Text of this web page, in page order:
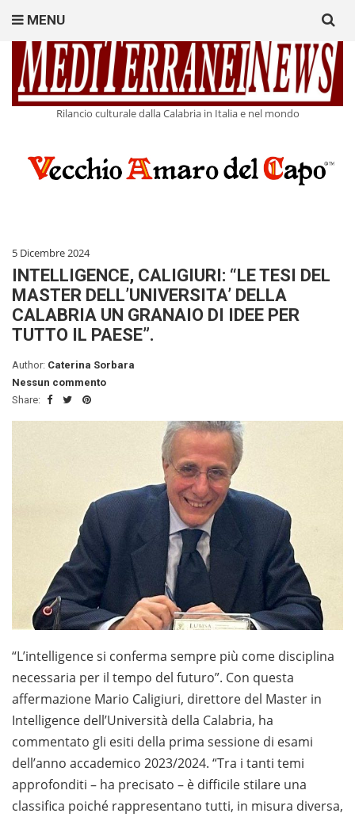
Rilancio culturale dalla Calabria in Italia e nel mondo
MENU
for:
5 Dicembre 2024
INTELLIGENCE, CALIGIURI: “LE TESI DEL
MASTER DELL’UNIVERSITA’ DELLA
CALABRIA UN GRANAIO DI IDEE PER
TUTTO IL PAESE”.
Author: Caterina Sorbara
Nessun commento
Share:
“L’intelligence si conferma sempre più come disciplina
necessaria per il tempo del futuro”. Con questa
affermazione Mario Caligiuri, direttore del Master in
Intelligence dell’Università della Calabria, ha
commentato gli esiti della prima sessione di esami
dell’anno accademico 2023/2024. “Tra i tanti temi
approfonditi – ha precisato – è difficile stilare una
classifica poiché rappresentano tutti, in misura diversa,